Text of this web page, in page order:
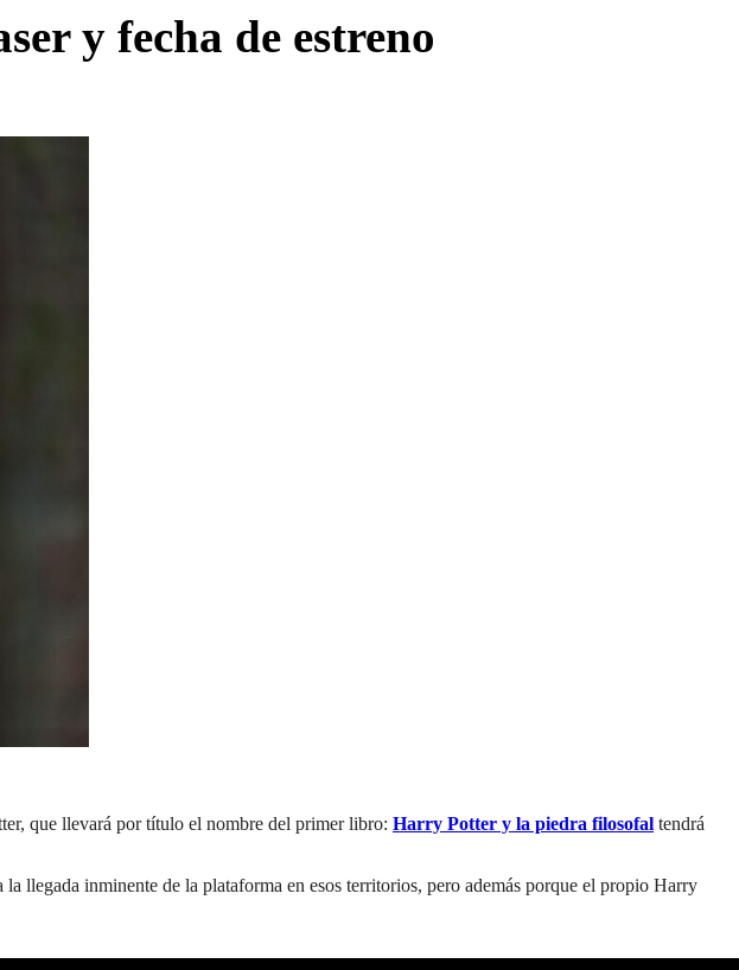
y fecha de estreno
que llevará por título el nombre del primer libro: Harry Potter y la piedra filosofal tendrá
llegada inminente de la plataforma en esos territorios, pero además porque el propio Harry